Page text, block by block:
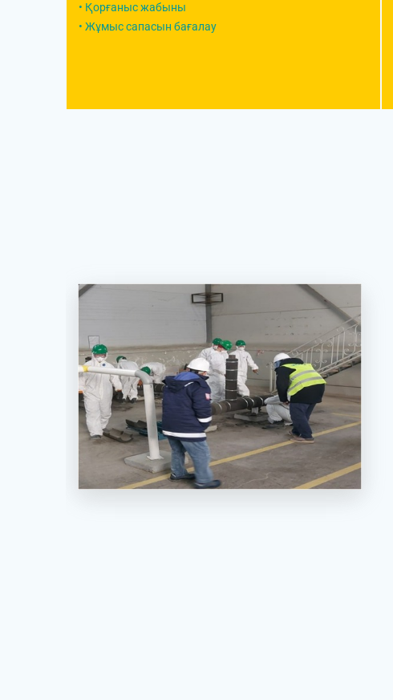
• Қорғаныс жабыны
• Жұмыс сапасын бағалау